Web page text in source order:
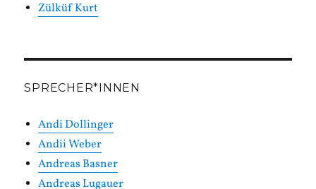
Zülküf Kurt
SPRECHER*INNEN
Andi Dollinger
Andii Weber
Andreas Basner
Andreas Lugauer